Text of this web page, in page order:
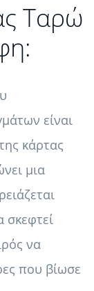
Ταρώ
είναι
κάρτας
μια
σκεφτεί
να
που βίωσε